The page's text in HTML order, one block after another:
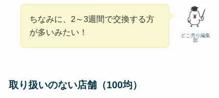
どこ売り編集
部
ちなみに、2～3週間で交換する方
が多いみたい！
取り扱いのない店舗（100均）